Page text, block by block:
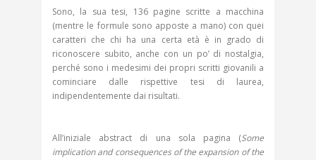
Sono, la sua tesi, 136 pagine scritte a macchina
(mentre le formule sono apposte a mano) con quei
caratteri che chi ha una certa età è in grado di
riconoscere subito, anche con un po’ di nostalgia,
perché sono i medesimi dei propri scritti giovanili a
cominciare dalle rispettive tesi di laurea,
indipendentemente dai risultati.
All’iniziale abstract di una sola pagina (Some
implication and consequences of the expansion of the